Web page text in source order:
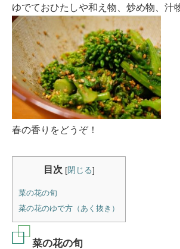
ゆでておひたしや和え物、炒め物、汁
春の香りをどうぞ！
目次 [閉じる]
菜の花の旬
菜の花のゆで方（あく抜き）
菜の花の旬